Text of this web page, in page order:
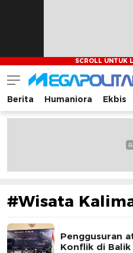
Megapolitan.co
Menyajikan berita-
Berita Humaniora Ekbis
#Wisata
Penggusuran
Konflik di Balik